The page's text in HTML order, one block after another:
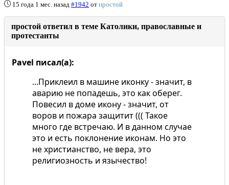
15 года 1 мес. назад #1942 от простой
простой ответил в теме Католики, православные и
протестанты
Pavel писал(а):
...Приклеил в машине иконку - значит, в
аварию не попадешь, это как оберег.
Повесил в доме икону - значит, от
воров и пожара защитит ((( Такое
много где встречаю. И в данном случае
это и есть поклонение иконам. Но это
не христианство, не вера, это
религиозность и язычество!